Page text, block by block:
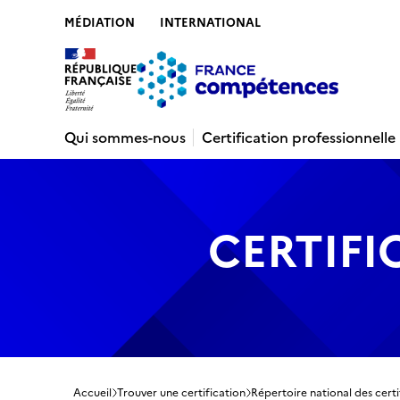
MÉDIATION INTERNATIONAL
Qui sommes-nous
Certification professionnelle
Accueil Trouver une certification Répertoire national des